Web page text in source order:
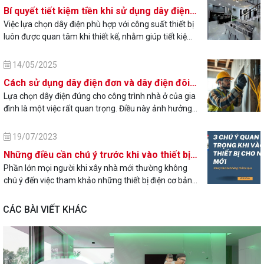
tính năng chống nước/bụi nếu dùng ở môi trường
đặc biệt
Bí quyết tiết kiệm tiền khi sử dụng dây điện
phù hợp với thiết bị
Việc lựa chọn dây điện phù hợp với công suất thiết bị
luôn được quan tâm khi thiết kế, nhằm giúp tiết kiệm
đảm bảo an toàn sử dụng. Việc tính toán, lựa chọn
điện, người dùng quan tâm khi đấu nối hệ thống điện
cho các công trình điện từ công nghiệp tới các công
trình dân dụng, nhà hàng, quán coffe…
14/05/2025
Cách sử dụng dây điện đơn và dây điện đôi
khi xây nhà
Lựa chọn dây điện đúng cho công trình nhà ở của gia
đình là một việc rất quan trọng. Điều này ảnh hưởng
độ ổn định khi các thiết bị này hoạt động. Nên đi dây
khi tiến hành lắp đặt điện cho gia đình
19/07/2023
Những điều cần chú ý trước khi vào thiết bị
điện, công tắc ổ cắm cho nhà mới, vô cùng
quan trọng kẻo lắp vào rồi lại khó thay đổi.
Phần lớn mọi người khi xây nhà mới thường không
chú ý đến việc tham khảo những thiết bị điện cơ bản
nước của căn nhà, Làm ảnh hưởng lớn đến không
23/06/2023
Bỏ túi 4 kinh nghiệm mua quạt trần chính
hãng giá rẻ tại Hà Nội
Quạt trần là thiết bị có phạm vi làm mát lớn và tận
dụng được rất nhiều không gian trống trên trần nhà,
CÁC BÀI VIẾT KHÁC